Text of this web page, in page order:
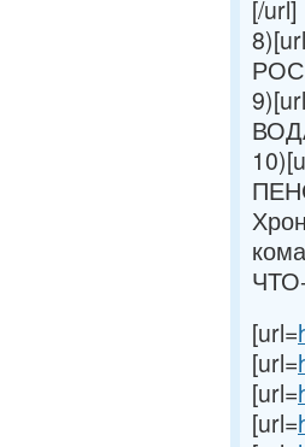
[/url]
[url=
[url=
[url=
[url=